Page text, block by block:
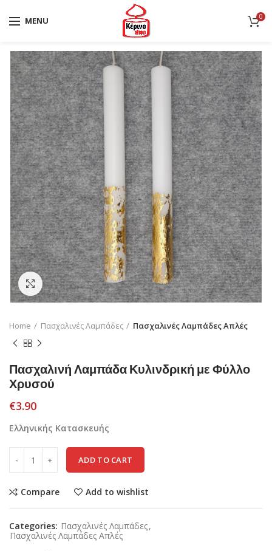
MENU 0
Click to enlarge
Home Πασχαλινές Λαμπάδες Πασχαλινές Λαμπάδες Απλές
Πασχαλινή Λαμπάδα Κυλινδρική με Φύλλο
Χρυσού
€3.90
Ελληνικής Κατασκευής
ADD TO CART
Compare Add to wishlist
Categories: Πασχαλινές Λαμπάδες,
Πασχαλινές Λαμπάδες Απλές